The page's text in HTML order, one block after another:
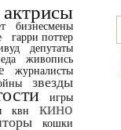
актрисы
бизнесмены
гарри поттер
депутаты
еда живопись
журналисты
звезды
игры
квн кино
кошки